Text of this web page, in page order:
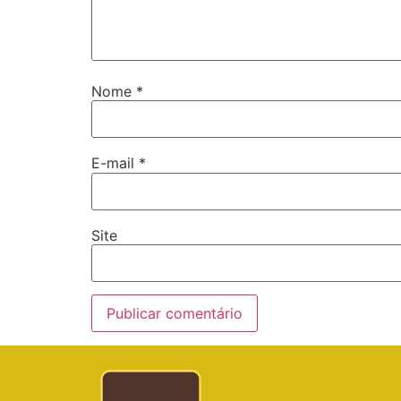
Nome *
E-mail *
Site